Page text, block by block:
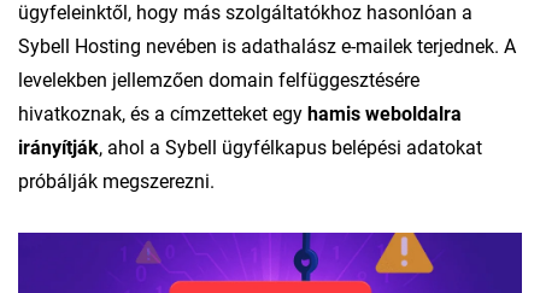
ügyfeleinktől, hogy más szolgáltatókhoz hasonlóan a
Sybell Hosting nevében is adathalász e-mailek terjednek. A
levelekben jellemzően domain felfüggesztésére
hivatkoznak, és a címzetteket egy hamis weboldalra
irányítják, ahol a Sybell ügyfélkapus belépési adatokat
próbálják megszerezni.